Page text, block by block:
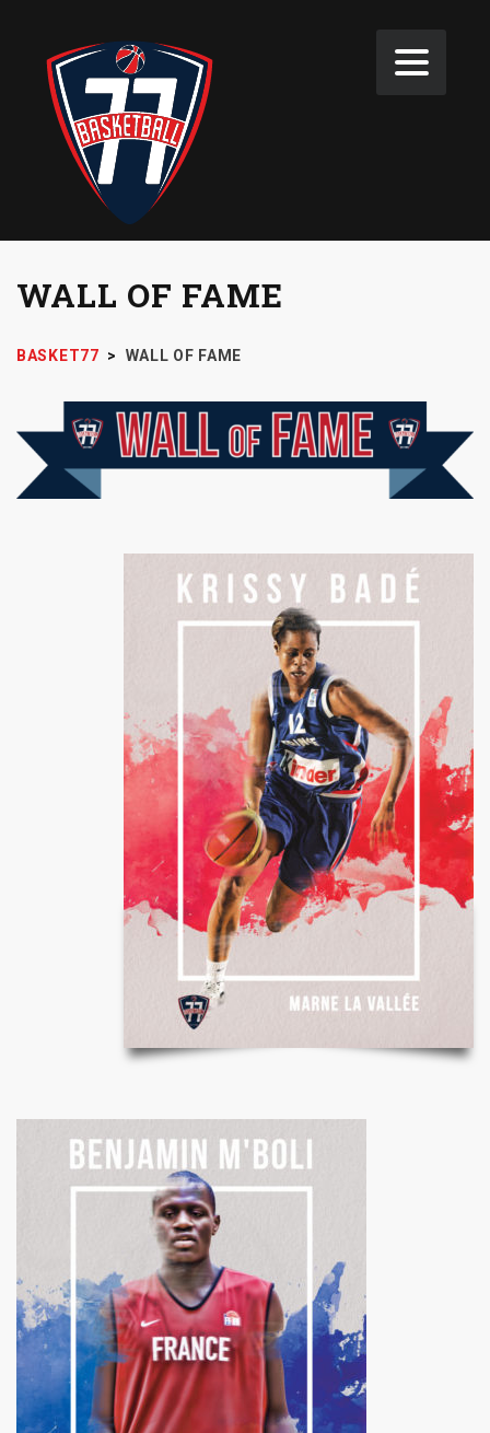
WALL OF FAME
BASKET77 > WALL OF FAME